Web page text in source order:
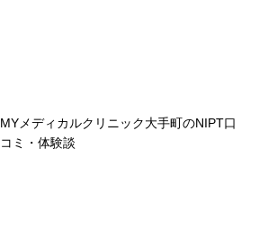
MYメディカルクリニック大手町のNIPT口
コミ・体験談